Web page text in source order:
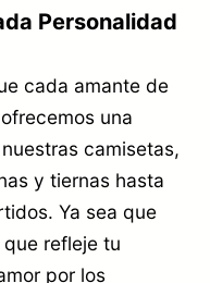
Personalidad
cada amante de
una
camisetas,
y tiernas hasta
Ya sea que
refleje tu
por los